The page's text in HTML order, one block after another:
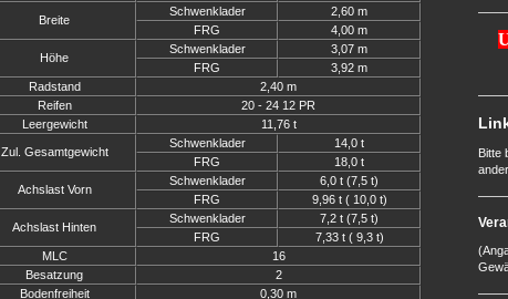
Breite
Schwenklader
2,60 m
FRG
4,00 m
Höhe
Schwenklader
3,07 m
FRG
3,92 m
Radstand
2,40 m
Reifen
20 - 24 12 PR
Leergewicht
11,76 t
Zul. Gesamtgewicht
Schwenklader
14,0 t
FRG
18,0 t
Achslast Vorn
Schwenklader
6,0 t (7,5 t)
FRG
9,96 t ( 10,0 t)
Achslast Hinten
Schwenklader
7,2 t (7,5 t)
FRG
7,33 t ( 9,3 t)
MLC
16
Besatzung
2
Bodenfreiheit
0,30 m
Bitte